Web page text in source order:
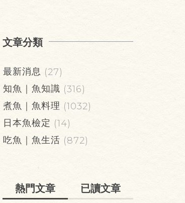
文章分類
最新消息 (27)
知魚｜魚知識 (316)
煮魚｜魚料理 (1032)
日本魚檢定 (14)
吃魚｜魚生活 (872)
熱門文章 已讀文章